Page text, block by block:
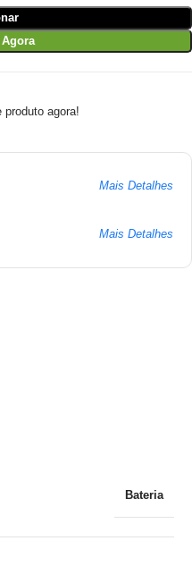
agora!
Mais Detalhes
Mais Detalhes
Bateria